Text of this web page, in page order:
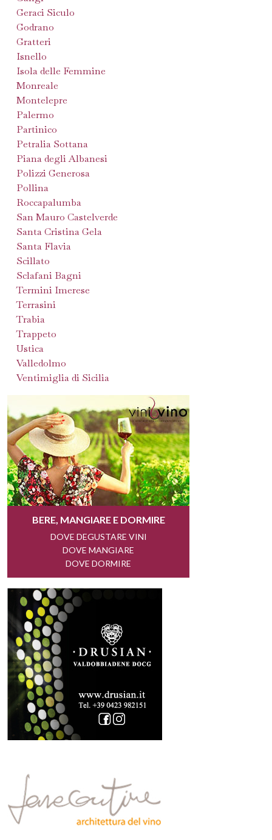
Geraci Siculo
Godrano
Gratteri
Isnello
Isola delle Femmine
Monreale
Montelepre
Palermo
Partinico
Petralia Sottana
Piana degli Albanesi
Polizzi Generosa
Pollina
Roccapalumba
San Mauro Castelverde
Santa Cristina Gela
Santa Flavia
Scillato
Sclafani Bagni
Termini Imerese
Terrasini
Trabia
Trappeto
Ustica
Valledolmo
Ventimiglia di Sicilia